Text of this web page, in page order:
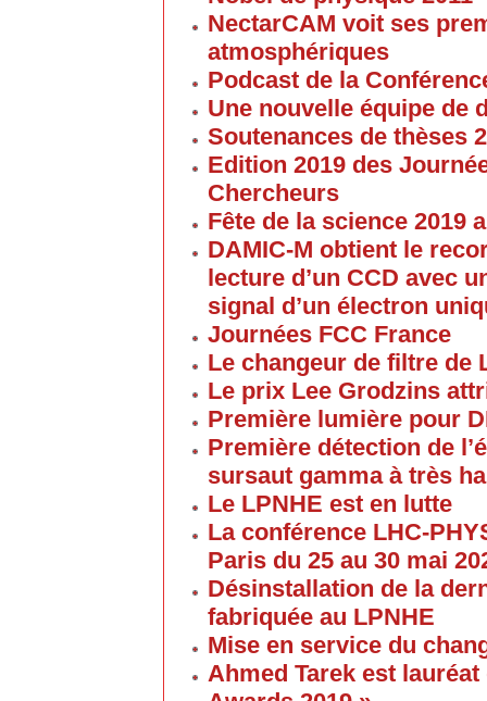
NectarCAM voit ses
atmosphériques
Podcast de la
Une nouvelle équipe de
Soutenances de thèses
Edition 2019 des
Chercheurs
Fête de la science 2019
DAMIC-M obtient le
lecture d’un CCD avec
signal d’un électron
Journées FCC France
Le changeur de filtre de
Le prix Lee Grodzins
Première lumière pour
Première détection de
sursaut gamma à très
Le LPNHE est en lutte
La conférence LHC-
Paris du 25 au 30 mai
Désinstallation de la
fabriquée au LPNHE
Mise en service du
Ahmed Tarek est